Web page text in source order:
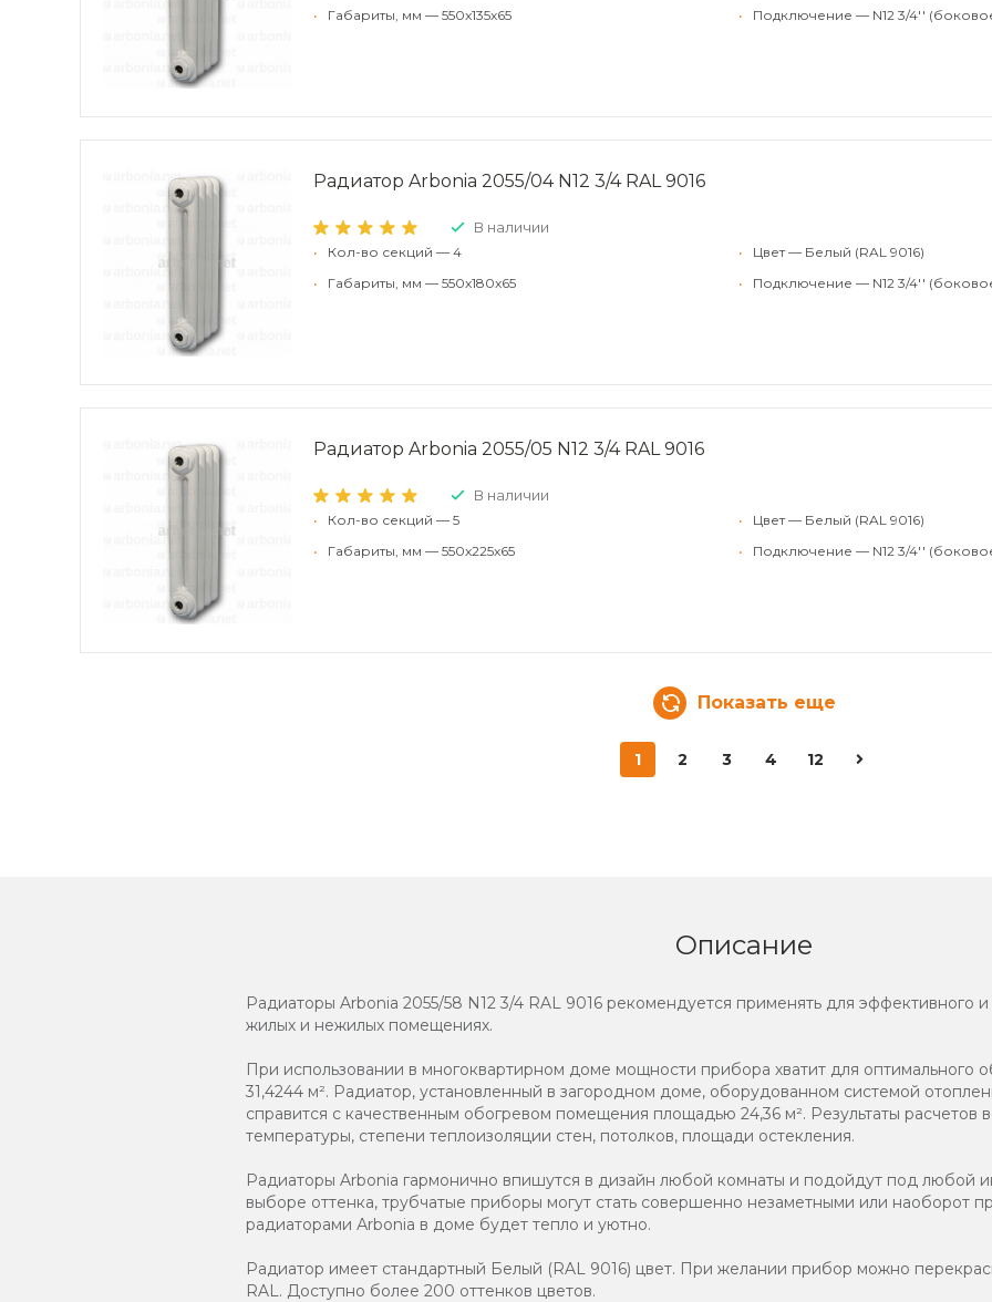
•
Габариты, мм — 550x135x65
•
Подключение — N12 3/4''
Радиатор Arbonia 2055/04 N12 3/4 RAL 9016
В наличии
•
Кол-во секций — 4
•
Габариты, мм — 550x180x65
•
Цвет — Белый (RAL 9016)
•
Подключение — N12 3/4''
Радиатор Arbonia 2055/05 N12 3/4 RAL 9016
В наличии
•
Кол-во секций — 5
•
Габариты, мм — 550x225x65
•
Цвет — Белый (RAL 9016)
•
Подключение — N12 3/4''
Показать еще
1 2 3 4 12
Описание
Радиаторы Arbonia 2055/58 N12 3/4 RAL 9016 рекомендуется применять для эффективного
жилых и нежилых помещениях.
При использовании в многоквартирном доме мощности прибора хватит для оптимального
31,4244 м². Радиатор, установленный в загородном доме, оборудованном системой
справится с качественным обогревом помещения площадью 24,36 м². Результаты расчетов
температуры, степени теплоизоляции стен, потолков, площади остекления.
Радиаторы Arbonia гармонично впишутся в дизайн любой комнаты и подойдут под любой
выборе оттенка, трубчатые приборы могут стать совершенно незаметными или наоборот
радиаторами Аrbonia в доме будет тепло и уютно.
Радиатор имеет стандартный Белый (RAL 9016) цвет. При желании прибор можно
RAL. Доступно более 200 оттенков цветов.